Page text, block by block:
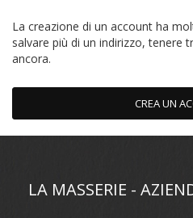
La creazione di un account ha
salvare più di un indirizzo, tenere
ancora.
CREA UN
LA MASSERIE -